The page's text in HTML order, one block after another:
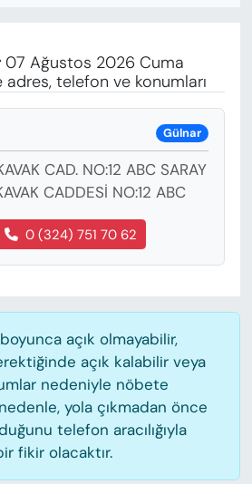
07 Ağustos 2026 Cuma
telefon ve konumları
Gülnar
CAD. NO:12 ABC SARAY
CADDESİ NO:12 ABC
0 (324) 751 70 62
açık olmayabilir,
açık kalabilir veya
nedeniyle nöbete
yola çıkmadan önce
telefon aracılığıyla
fikir olacaktır.